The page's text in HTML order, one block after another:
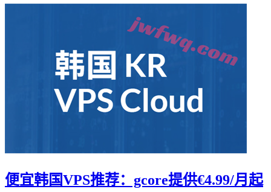
便宜韩国VPS推荐：gcore提供€4.99/月起